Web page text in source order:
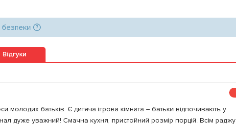
Відгуки
молодих батьків. Є дитяча ігрова кімната – батьки відпочивають у
дуже уважний! Смачна кухня, пристойний розмір порцій. Всім раджу